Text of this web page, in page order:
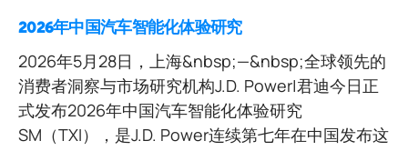
2026年中国汽车智能化体验研究
2026年5月28日，上海&nbsp;—&nbsp;全球领先的
消费者洞察与市场研究机构J.D. Power|君迪今日正
式发布2026年中国汽车智能化体验研究
SM（TXI），是J.D. Power连续第七年在中国发布这